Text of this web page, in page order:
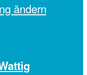
ändern